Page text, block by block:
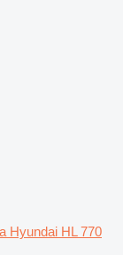
Hyundai HL 770